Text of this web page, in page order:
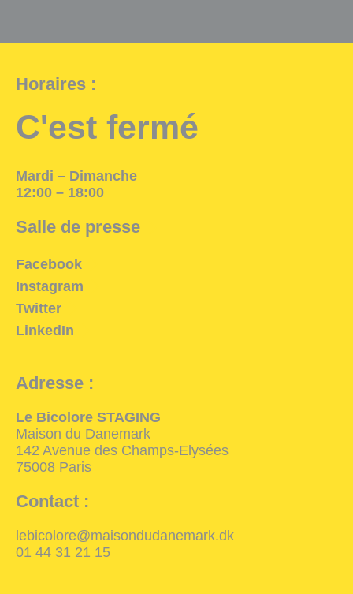
Horaires :
C'est fermé
Mardi – Dimanche
12:00 – 18:00
Salle de presse
Facebook
Instagram
Twitter
LinkedIn
Adresse :
Le Bicolore STAGING
Maison du Danemark
142 Avenue des Champs-Elysées
75008 Paris
Contact :
lebicolore@maisondudanemark.dk
01 44 31 21 15